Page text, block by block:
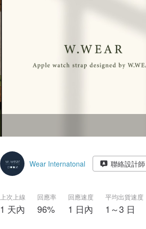
Wear Internatonal 聯絡設計師
上次上線
1 天內
回應率
96%
回應速度
1 日內
平均出貨速度
1～3 日